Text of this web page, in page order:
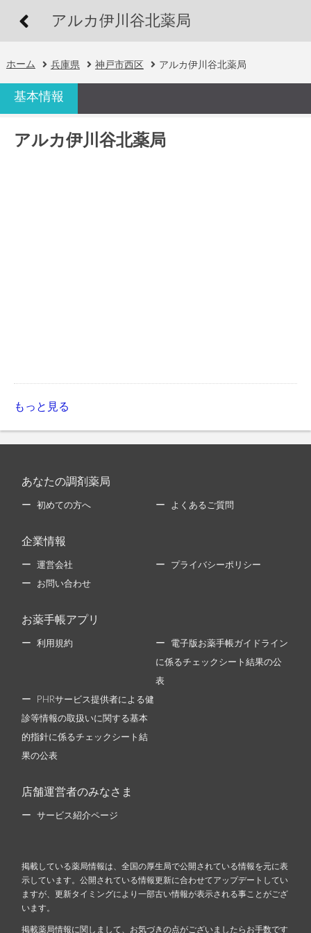
アルカ伊川谷北薬局
ホーム 兵庫県 神戸市西区 アルカ伊川谷北薬局
基本情報
アルカ伊川谷北薬局
もっと見る
あなたの調剤薬局
初めての方へ よくあるご質問
企業情報
運営会社 プライバシーポリシー
お問い合わせ
お薬手帳アプリ
利用規約 電子版お薬手帳ガイドライン
に係るチェックシート結果の公
表
PHRサービス提供者による健
診等情報の取扱いに関する基本
的指針に係るチェックシート結
果の公表
店舗運営者のみなさま
サービス紹介ページ
掲載している薬局情報は、全国の厚生局で公開されている情報を元に表
示しています。公開されている情報更新に合わせてアップデートしてい
ますが、更新タイミングにより一部古い情報が表示される事ことがござ
います。
掲載薬局情報に関しまして、お気づきの点がございましたらお手数です